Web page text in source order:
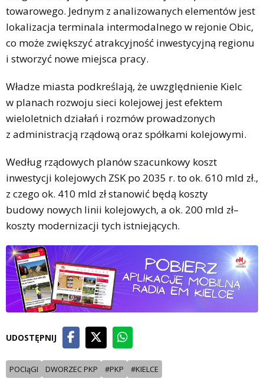
towarowego. Jednym z analizowanych elementów jest
lokalizacja terminala intermodalnego w rejonie Obic,
co może zwiększyć atrakcyjność inwestycyjną regionu
i stworzyć nowe miejsca pracy.
Władze miasta podkreślają, że uwzględnienie Kielc
w planach rozwoju sieci kolejowej jest efektem
wieloletnich działań i rozmów prowadzonych
z administracją rządową oraz spółkami kolejowymi.
Według rządowych planów szacunkowy koszt
inwestycji kolejowych ZSK po 2035 r. to ok. 610 mld zł.,
z czego ok. 410 mld zł stanowić będą koszty
budowy nowych linii kolejowych, a ok. 200 mld zł–
koszty modernizacji tych istniejących.
UDOSTĘPNIJ
POCIąGI DWORZEC PKP #PKP #KIELCE